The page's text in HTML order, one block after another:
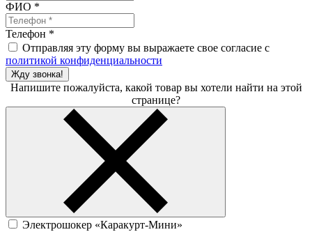
ФИО *
Телефон *
Отправляя эту форму вы выражаете свое согласие с
политикой конфиденциальности
Жду звонка!
Напишите пожалуйста, какой товар вы хотели найти на этой
странице?
Электрошокер «Каракурт-Мини»